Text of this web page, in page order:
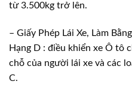
từ 3.500kg trở lên.
– Giấy Phép Lái Xe, Làm
Hạng D : điều khiển xe Ô tô
chỗ của người lái xe và các
C.